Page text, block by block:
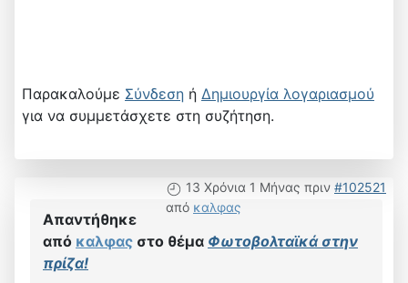
Παρακαλούμε Σύνδεση ή Δημιουργία λογαριασμού
για να συμμετάσχετε στη συζήτηση.
13 Χρόνια 1 Μήνας πριν #102521
από καλφας
Απαντήθηκε
από καλφας στο θέμα Φωτοβολταϊκά στην
πρίζα!